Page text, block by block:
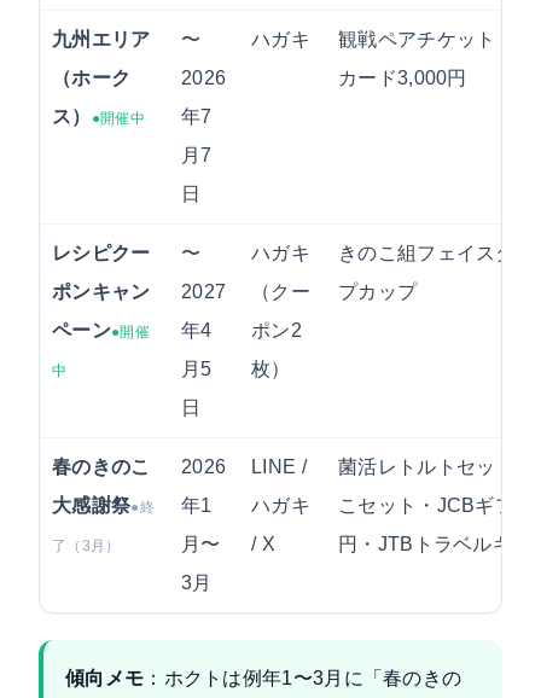
九州エリア
（ホーク
ス）
●開催中
〜
2026
年7
月7
日
ハガキ
観戦ペアチケット・
カード3,000円
レシピクー
ポンキャン
ペーン●開催
中
〜
2027
年4
月5
日
ハガキ
（クー
ポン2
枚）
きのこ組フェイスタオ
プカップ
春のきのこ
大感謝祭●終
了（3月）
2026
年1
月〜
3月
LINE /
ハガキ
/ X
菌活レトルトセット・
こセット・JCBギフト
円・JTBトラベルギフ
傾向メモ ：ホクトは例年1〜3月に「春のきの